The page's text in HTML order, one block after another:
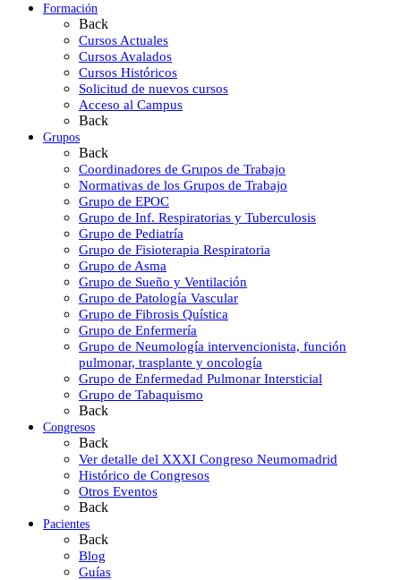
Formación
Back
Cursos Actuales
Cursos Avalados
Cursos Históricos
Solicitud de nuevos cursos
Acceso al Campus
Back
Grupos
Back
Coordinadores de Grupos de Trabajo
Normativas de los Grupos de Trabajo
Grupo de EPOC
Grupo de Inf. Respiratorias y Tuberculosis
Grupo de Pediatría
Grupo de Fisioterapia Respiratoria
Grupo de Asma
Grupo de Sueño y Ventilación
Grupo de Patología Vascular
Grupo de Fibrosis Quística
Grupo de Enfermería
Grupo de Neumología intervencionista, función
pulmonar, trasplante y oncología
Grupo de Enfermedad Pulmonar Intersticial
Grupo de Tabaquismo
Back
Congresos
Back
Ver detalle del XXXI Congreso Neumomadrid
Histórico de Congresos
Otros Eventos
Back
Pacientes
Back
Blog
Guías